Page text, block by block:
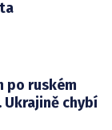
po ruském
chybí